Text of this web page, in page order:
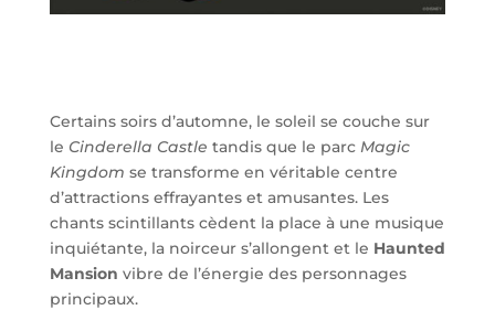
Certains soirs d’automne, le soleil se couche sur
le Cinderella Castle tandis que le parc Magic
Kingdom se transforme en véritable centre
d’attractions effrayantes et amusantes. Les
chants scintillants cèdent la place à une musique
inquiétante, la noirceur s’allongent et le Haunted
Mansion vibre de l’énergie des personnages
principaux.